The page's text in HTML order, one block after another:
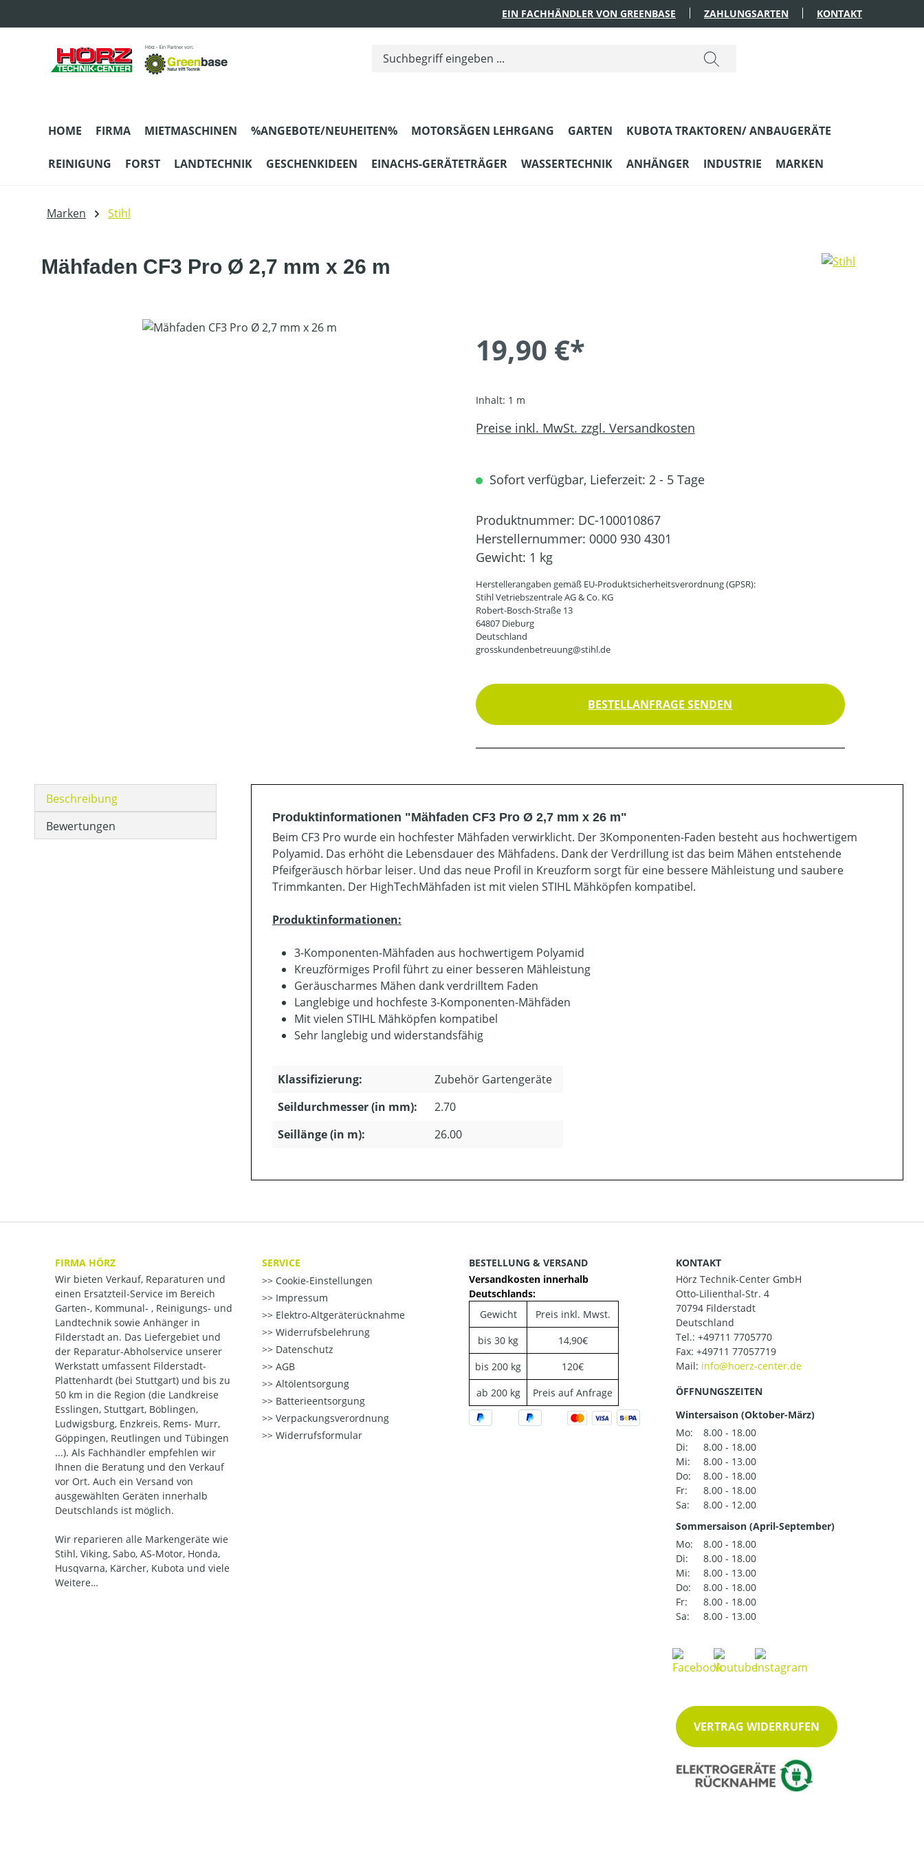
EIN FACHHÄNDLER VON GREENBASE ZAHLUNGSARTEN KONTAKT
HOME FIRMA MIETMASCHINEN %ANGEBOTE/NEUHEITEN% MOTORSÄGEN LEHRGANG GARTEN KUBOTA TRAKTOREN/ ANBAUGERÄTE
REINIGUNG FORST LANDTECHNIK GESCHENKIDEEN EINACHS-GERÄTETRÄGER WASSERTECHNIK ANHÄNGER INDUSTRIE MARKEN
Marken Stihl
Mähfaden CF3 Pro Ø 2,7 mm x 26 m
Bildergalerie überspringen
19,90 €*
Inhalt: 1 m
Preise inkl. MwSt. zzgl. Versandkosten
Sofort verfügbar, Lieferzeit: 2 - 5 Tage
Produktnummer: DC-100010867
Herstellernummer: 0000 930 4301
Gewicht: 1 kg
Herstellerangaben gemäß EU-Produktsicherheitsverordnung (GPSR):
Stihl Vetriebszentrale AG & Co. KG
Robert-Bosch-Straße 13
64807 Dieburg
Deutschland
grosskundenbetreuung@stihl.de
BESTELLANFRAGE SENDEN
Beschreibung
Bewertungen
Produktinformationen "Mähfaden CF3 Pro Ø 2,7 mm x 26 m"
Beim CF3 Pro wurde ein hochfester Mähfaden verwirklicht. Der 3Komponenten-Faden besteht aus hochwertigem
Polyamid. Das erhöht die Lebensdauer des Mähfadens. Dank der Verdrillung ist das beim Mähen entstehende
Pfeifgeräusch hörbar leiser. Und das neue Profil in Kreuzform sorgt für eine bessere Mähleistung und saubere
Trimmkanten. Der HighTechMähfaden ist mit vielen STIHL Mähköpfen kompatibel.
Produktinformationen:
3-Komponenten-Mähfaden aus hochwertigem Polyamid
Kreuzförmiges Profil führt zu einer besseren Mähleistung
Geräuscharmes Mähen dank verdrilltem Faden
Langlebige und hochfeste 3-Komponenten-Mähfäden
Mit vielen STIHL Mähköpfen kompatibel
Sehr langlebig und widerstandsfähig
Klassifizierung:
Zubehör Gartengeräte
Seildurchmesser (in mm):
2.70
Seillänge (in m):
26.00
FIRMA HÖRZ
Wir bieten Verkauf, Reparaturen und
einen Ersatzteil-Service im Bereich
Garten-, Kommunal- , Reinigungs- und
Landtechnik sowie Anhänger in
Filderstadt an. Das Liefergebiet und
der Reparatur-Abholservice unserer
Werkstatt umfassent Filderstadt-
Plattenhardt (bei Stuttgart) und bis zu
50 km in die Region (die Landkreise
Esslingen, Stuttgart, Böblingen,
Ludwigsburg, Enzkreis, Rems- Murr,
Göppingen, Reutlingen und Tübingen
...). Als Fachhändler empfehlen wir
Ihnen die Beratung und den Verkauf
vor Ort. Auch ein Versand von
ausgewählten Geräten innerhalb
Deutschlands ist möglich.
Wir reparieren alle Markengeräte wie
Stihl, Viking, Sabo, AS-Motor, Honda,
Husqvarna, Kärcher, Kubota und viele
Weitere…
SERVICE
Cookie-Einstellungen
Impressum
Elektro-Altgeräterücknahme
Widerrufsbelehrung
Datenschutz
AGB
Altölentsorgung
Batterieentsorgung
Verpackungsverordnung
Widerrufsformular
BESTELLUNG & VERSAND
Versandkosten innerhalb
Deutschlands:
Gewicht
Preis inkl. Mwst.
bis 30 kg
14,90€
bis 200 kg
120€
ab 200 kg
Preis auf Anfrage
KONTAKT
Hörz Technik-Center GmbH
Otto-Lilienthal-Str. 4
70794 Filderstadt
Deutschland
Tel.: +49711 7705770
Fax: +49711 77057719
Mail:
ÖFFNUNGSZEITEN
Wintersaison (Oktober-März)
Mo:
8.00 - 18.00
Di:
8.00 - 18.00
Mi:
8.00 - 13.00
Do:
8.00 - 18.00
Fr:
8.00 - 18.00
Sa:
8.00 - 12.00
Sommersaison (April-September)
Mo:
8.00 - 18.00
Di:
8.00 - 18.00
Mi:
8.00 - 13.00
Do:
8.00 - 18.00
Fr:
8.00 - 18.00
Sa:
8.00 - 13.00
VERTRAG WIDERRUFEN